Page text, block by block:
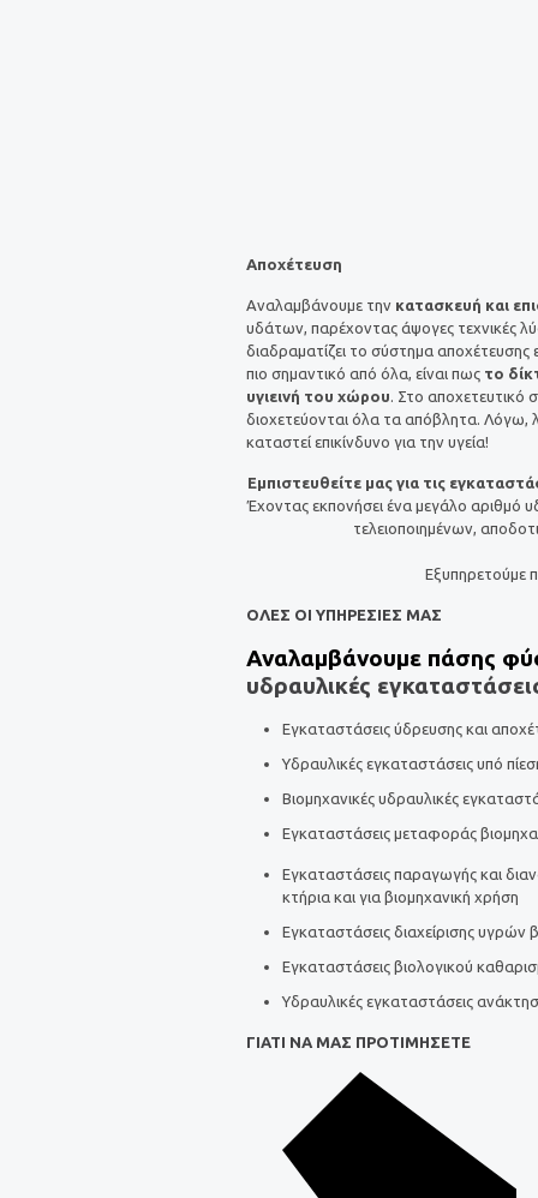
Αποχέτευση
Αναλαμβάνουμε την κατασκευή και
υδάτων, παρέχοντας άψογες τεχνικές
διαδραματίζει το σύστημα
πιο σημαντικό από όλα, είναι πως το
υγιεινή του χώρου. Στο αποχετευτικό
διοχετεύονται όλα τα απόβλητα. Λόγω,
καταστεί επικίνδυνο για την υγεία!
Εμπιστευθείτε μας για τις
Έχοντας εκπονήσει ένα μεγάλο αριθμό
τελειοποιημένων,
Εξυπηρετούμε
ΟΛΕΣ ΟΙ ΥΠΗΡΕΣΙΕΣ ΜΑΣ
Αναλαμβάνουμε πάσης
υδραυλικές
Εγκαταστάσεις ύδρευσης και
Υδραυλικές εγκαταστάσεις υπό
Βιομηχανικές υδραυλικές
Εγκαταστάσεις μεταφοράς
Εγκαταστάσεις παραγωγής και
κτήρια και για βιομηχανική χρήση
Εγκαταστάσεις διαχείρισης
Εγκαταστάσεις βιολογικού
Υδραυλικές εγκαταστάσεις
ΓΙΑΤΙ ΝΑ ΜΑΣ ΠΡΟΤΙΜΗΣΕΤΕ